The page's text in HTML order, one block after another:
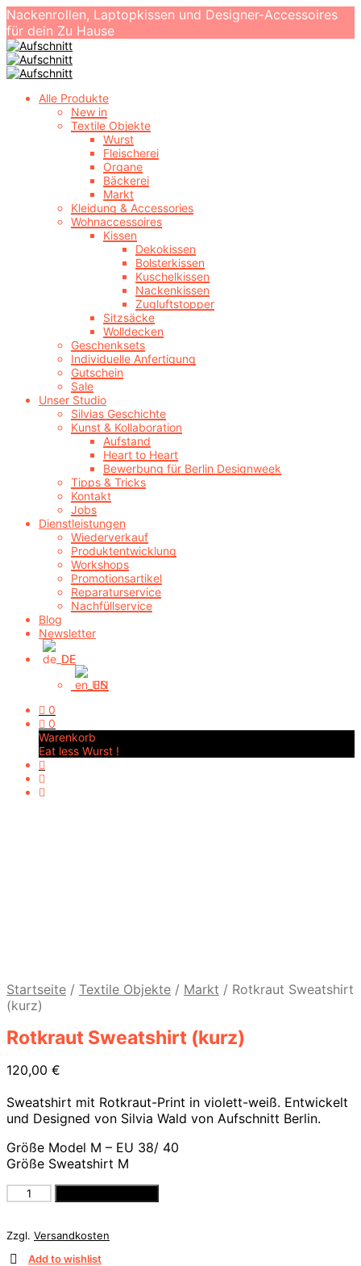
Nackenrollen, Laptopkissen und Designer-Accessoires
für dein Zu Hause
Alle Produkte
New in
Textile Objekte
Wurst
Fleischerei
Organe
Bäckerei
Markt
Kleidung & Accessories
Wohnaccessoires
Kissen
Dekokissen
Bolsterkissen
Kuschelkissen
Nackenkissen
Zugluftstopper
Sitzsäcke
Wolldecken
Geschenksets
Individuelle Anfertigung
Gutschein
Sale
Unser Studio
Silvias Geschichte
Kunst & Kollaboration
Aufstand
Heart to Heart
Bewerbung für Berlin Designweek
Tipps & Tricks
Kontakt
Jobs
Dienstleistungen
Wiederverkauf
Produktentwicklung
Workshops
Promotionsartikel
Reparaturservice
Nachfüllservice
Blog
Newsletter
DE
EN
0
0
Warenkorb
Eat less Wurst !
Startseite / Textile Objekte / Markt / Rotkraut Sweatshirt
(kurz)
Rotkraut Sweatshirt (kurz)
120,00 €
Sweatshirt mit Rotkraut-Print in violett-weiß. Entwickelt
und Designed von Silvia Wald von Aufschnitt Berlin.
Größe Model M – EU 38/ 40
Größe Sweatshirt M
Rotkraut
Menge
Zzgl. Versandkosten
Add to wishlist